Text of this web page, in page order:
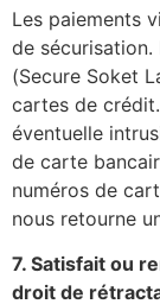
Les paiements
de
(Secure Soket
cartes de
éventuelle
de carte
numéros de
nous retourne
7. Satisfait ou
droit de